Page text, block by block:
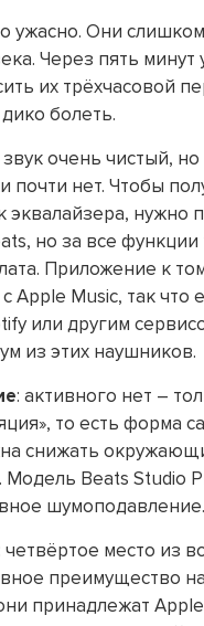
ужасно. Они
Через пять
их трёхчасовой
болеть.
звук очень чистый,
почти нет. Чтобы
эквалайзера, нужно
но за все функции
Приложение к
Apple Music, так что
или другим
из этих наушников.
: активного нет –
то есть форма
снижать
Модель Beats Studio
шумоподавление.
четвёртое место из
преимущество
принадлежат